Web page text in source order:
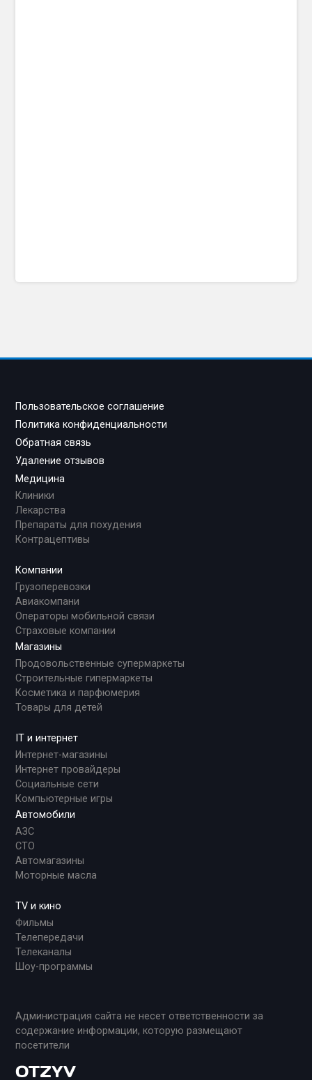
Пользовательское соглашение
Политика конфиденциальности
Обратная связь
Удаление отзывов
Медицина
Клиники
Лекарства
Препараты для похудения
Контрацептивы
Компании
Грузоперевозки
Авиакомпани
Операторы мобильной связи
Страховые компании
Магазины
Продовольственные супермаркеты
Строительные гипермаркеты
Косметика и парфюмерия
Товары для детей
IT и интернет
Интернет-магазины
Интернет провайдеры
Социальные сети
Компьютерные игры
Автомобили
АЗС
СТО
Автомагазины
Моторные масла
TV и кино
Фильмы
Телепередачи
Телеканалы
Шоу-программы
Администрация сайта не несет ответственности за
содержание информации, которую размещают
посетители